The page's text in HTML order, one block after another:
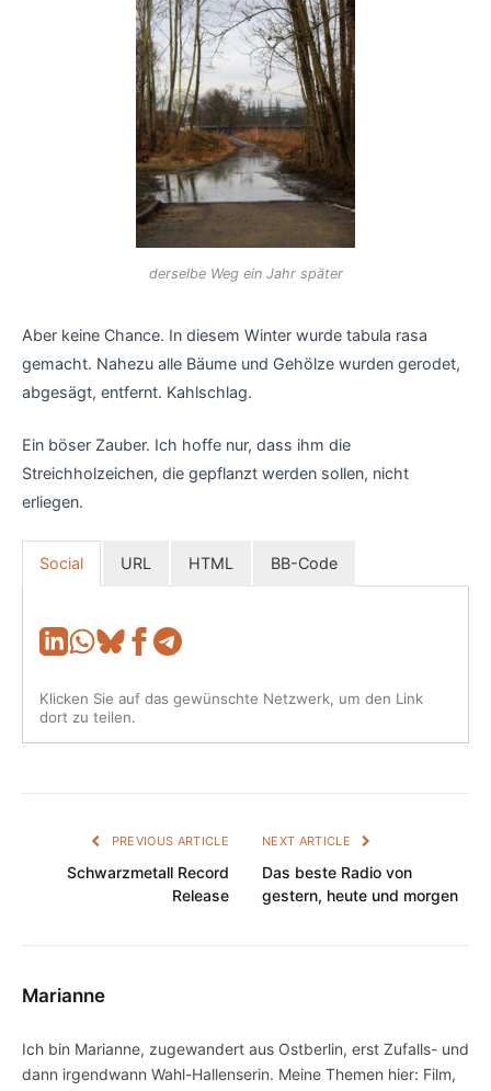
derselbe Weg ein Jahr später
Aber keine Chance. In diesem Winter wurde tabula rasa
gemacht. Nahezu alle Bäume und Gehölze wurden gerodet,
abgesägt, entfernt. Kahlschlag.
Ein böser Zauber. Ich hoffe nur, dass ihm die
Streichholzeichen, die gepflanzt werden sollen, nicht
erliegen.
Social URL HTML BB-Code
Klicken Sie auf das gewünschte Netzwerk, um den Link
dort zu teilen.
PREVIOUS ARTICLE
Schwarzmetall Record
Release
NEXT ARTICLE
Das beste Radio von
gestern, heute und morgen
Marianne
Ich bin Marianne, zugewandert aus Ostberlin, erst Zufalls- und
dann irgendwann Wahl-Hallenserin. Meine Themen hier: Film,